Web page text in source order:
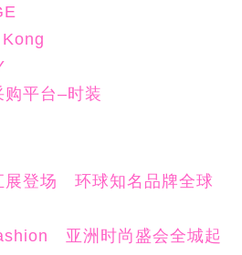
平台–时装
展登场 环球知名品牌全球
亚洲时尚盛会全城起